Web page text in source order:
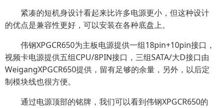
紧凑的短机身设计看起来比许多电源更小，但这种设计
的优点是兼容性更好，可以安装在各种底盘上。
伟钢XPGCR650为主板电源提供一组18pin+10pin接口，
视频卡电源提供五组CPU/8PIN接口，三组SATA/大D接口由
WeigangXPGCR650提供，留有足够的余量，另外，以后定
制模块线也很方便。
通过电源顶部的铭牌，我们可以看到伟钢XPGCR650的